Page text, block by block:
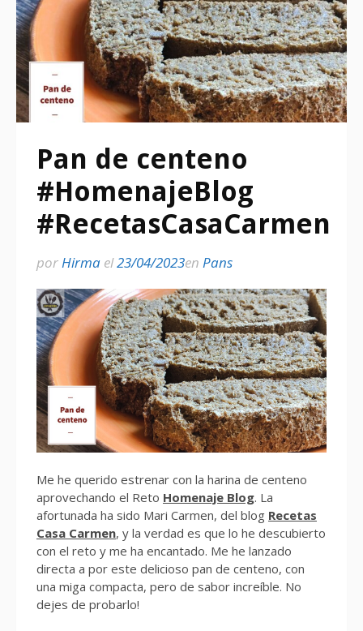
Pan de centeno
#HomenajeBlog
#RecetasCasaCarmen
porHirma el23/04/2023en Pans
Me he querido estrenar con la harina de centeno
aprovechando el Reto Homenaje Blog. La
afortunada ha sido Mari Carmen, del blog Recetas
Casa Carmen, y la verdad es que lo he descubierto
con el reto y me ha encantado. Me he lanzado
directa a por este delicioso pan de centeno, con
una miga compacta, pero de sabor increíble. No
dejes de probarlo!